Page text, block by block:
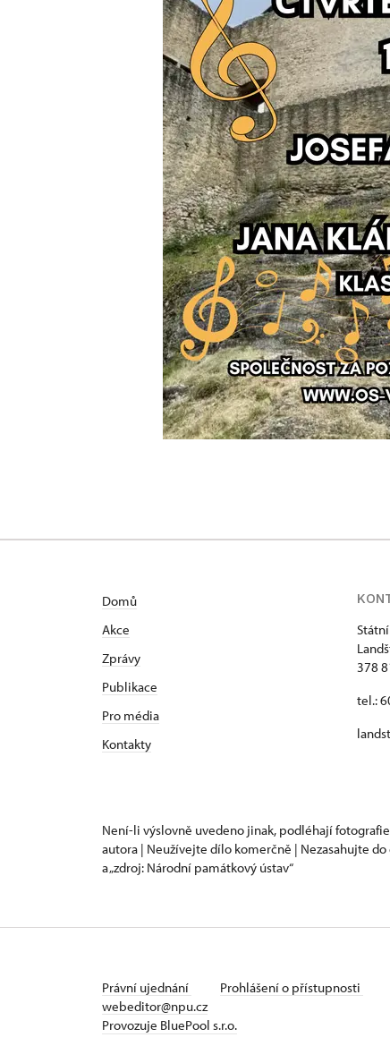
Domů
Akce
Zprávy
Publikace
Pro média
Kontakty
378
tel.:
Není-li výslovně uvedeno jinak, podléhají
autora | Neužívejte dílo komerčně | Nezasahujte
a „zdroj: Národní památkový ústav“
Právní ujednání Prohlášení o přístupnosti
webeditor@npu.cz
Provozuje BluePool s.r.o.